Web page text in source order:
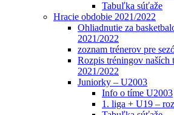
Tabuľka súťaže
Hracie obdobie 2021/2022
Ohliadnutie za
2021/2022
zoznam trénerov pre
Rozpis tréningov naších
2021/2022
Juniorky – U2003
Info o tíme U2003
1. liga + U19 –